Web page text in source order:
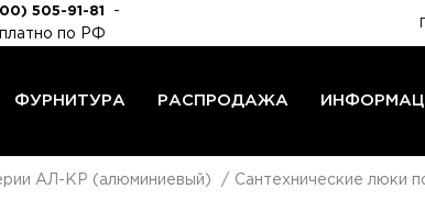
505-91-81
-
по РФ
ФУРНИТУРА РАСПРОДАЖА
АЛ-КР (алюминиевый) Сантехнические люки